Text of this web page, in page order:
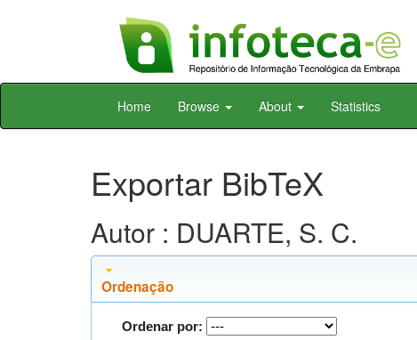
Skip
Home Browse About Statistics
Exportar BibTeX
Autor : DUARTE, S. C.
Ordenação
Ordenar por: